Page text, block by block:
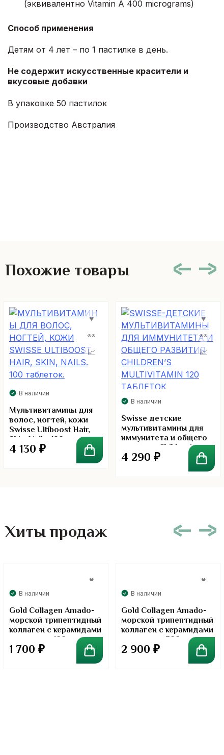
(эквивалентно Vitamin А 400 micrograms)
Способ применения
Детям от 4 лет – по 1 пастилке в день.
Не содержит искусственные красители и
вкусовые добавки
В упаковке 50 пастилок
Производство Австралия
Похожие товары
В наличии
Мультивитамины для
волос, ногтей, кожи
Swisse Ultiboost Hair,
Skin, Nails. 100
таблеток.
4 130 ₽
В наличии
Swisse детские
мультивитамины для
иммунитета и общего
развития Children’s
Multivitamin 120
4 290 ₽
Хиты продаж
В наличии
Gold Collagen Amado-
морской трипептидный
коллаген с керамидами
в порошке. 100 грамм
1 700 ₽
В наличии
Gold Collagen Amado-
морской трипептидный
коллаген с керамидами
в порошке. 300 грамм
2 900 ₽